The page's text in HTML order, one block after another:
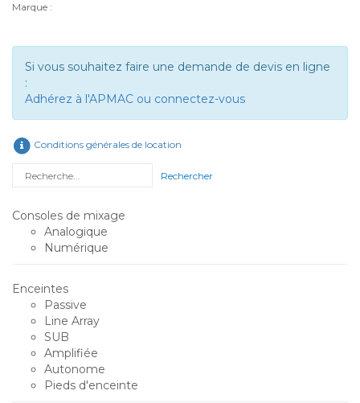
Marque :
Si vous souhaitez faire une demande de devis en ligne
:
Adhérez à l'APMAC ou connectez-vous
Conditions générales de location
Rechercher
Consoles de mixage
Analogique
Numérique
Enceintes
Passive
Line Array
SUB
Amplifiée
Autonome
Pieds d'enceinte